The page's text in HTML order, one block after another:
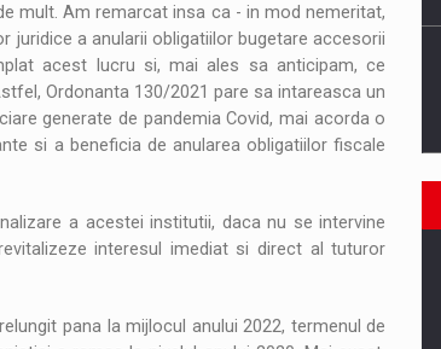
mult. Am remarcat insa ca - in mod nemeritat,
a anularii obligatiilor bugetare accesorii
acest lucru si, mai ales sa anticipam, ce
Ordonanta 130/2021 pare sa intareasca un
generate de pandemia Covid, mai acorda o
si a beneficia de anularea obligatiilor fiscale
a acestei institutii, daca nu se intervine
interesul imediat si direct al tuturor
pana la mijlocul anului 2022, termenul de